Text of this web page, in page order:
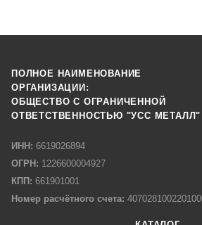
ПОЛНОЕ НАИМЕНОВАНИЕ
ОРГАНИЗАЦИИ:
ОБЩЕСТВО С ОГРАНИЧЕННОЙ
ОТВЕТСТВЕННОСТЬЮ "УСС МЕТАЛЛ"
ИНН: 6619026894
ОГРН: 1226600004927
КПП: 661901001
Номер расчётного счета: